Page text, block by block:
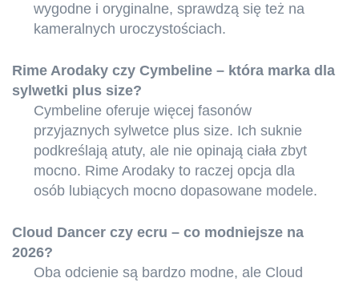
wygodne i oryginalne, sprawdzą się też na
kameralnych uroczystościach.
Rime Arodaky czy Cymbeline – która marka dla
sylwetki plus size?
Cymbeline oferuje więcej fasonów
przyjaznych sylwetce plus size. Ich suknie
podkreślają atuty, ale nie opinają ciała zbyt
mocno. Rime Arodaky to raczej opcja dla
osób lubiących mocno dopasowane modele.
Cloud Dancer czy ecru – co modniejsze na
2026?
Oba odcienie są bardzo modne, ale Cloud